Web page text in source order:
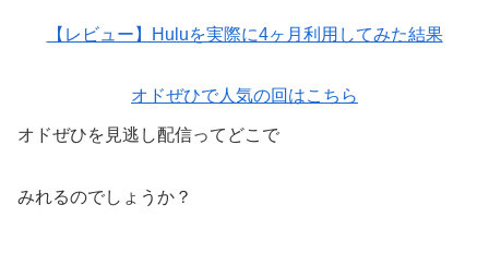
【レビュー】Huluを実際に4ヶ月利用してみた結果
オドぜひで人気の回はこちら
オドぜひを見逃し配信ってどこで
みれるのでしょうか？